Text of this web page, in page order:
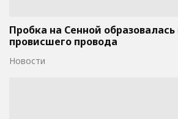
Пробка на Сенной образовалась
провисшего провода
Новости